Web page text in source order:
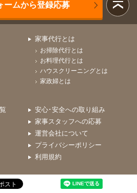
ームから登録応募
家事代行とは
お掃除代行とは
お料理代行とは
ハウスクリーニングとは
家政婦とは
安心･安全への取り組み
家事スタッフへの応募
運営会社について
プライバシーポリシー
利用規約